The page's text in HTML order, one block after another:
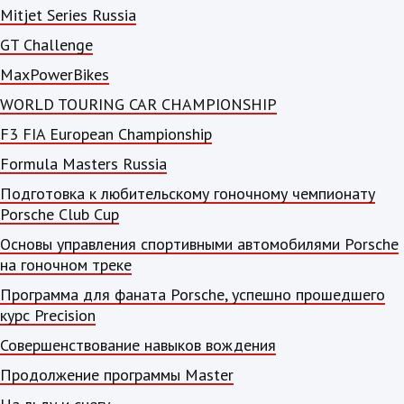
Mitjet Series Russia
GT Challenge
MaxPowerBikes
WORLD TOURING CAR CHAMPIONSHIP
F3 FIA European Championship
Formula Masters Russia
Подготовка к любительскому гоночному чемпионату
Porsche Club Cup
Основы управления спортивными автомобилями Porsche
на гоночном треке
Программа для фаната Porsche, успешно прошедшего
курс Precision
Совершенствование навыков вождения
Продолжение программы Master